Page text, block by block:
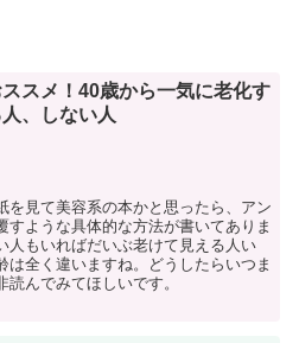
ススメ！40歳から一気に老化す
、しない人
を見て美容系の本かと思ったら、アン
すような具体的な方法が書いてありま
人もいればだいぶ老けて見える人い
は全く違いますね。どうしたらいつま
んでみてほしいです。